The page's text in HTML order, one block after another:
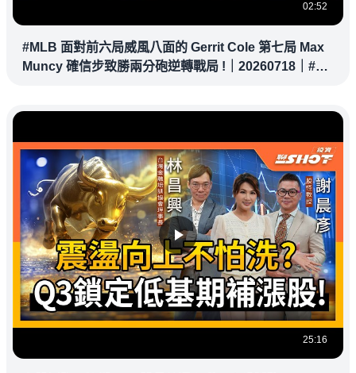
02:52
#MLB 面對前六局威風八面的 Gerrit Cole 第七局 Max
Muncy 確信步致勝兩分砲逆轉戰局 !｜20260718｜#洛
25:16